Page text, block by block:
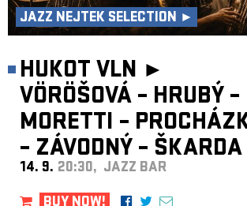
JAZZ NEJTEK SELECTION ►
HUKOT VLN ►
VÖRÖŠOVÁ – HRUBÝ –
MORETTI –
– ZÁVODNÝ – ŠKARDA
14. 9. 20:30, JAZZ BAR